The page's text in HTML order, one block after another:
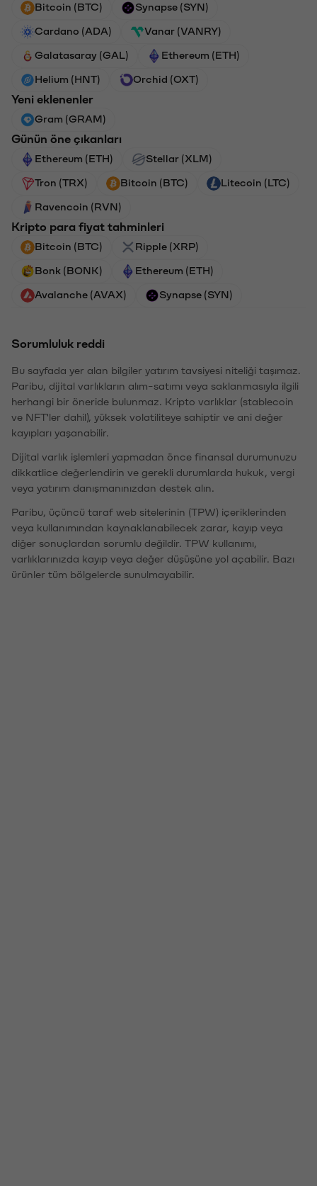
Bitcoin (BTC) Synapse (SYN)
Cardano (ADA) Vanar (VANRY)
Galatasaray (GAL) Ethereum (ETH)
Helium (HNT) Orchid (OXT)
Yeni eklenenler
Gram (GRAM)
Günün öne çıkanları
Ethereum (ETH) Stellar (XLM)
Tron (TRX) Bitcoin (BTC) Litecoin (LTC)
Ravencoin (RVN)
Kripto para fiyat tahminleri
Bitcoin (BTC) Ripple (XRP)
Bonk (BONK) Ethereum (ETH)
Avalanche (AVAX) Synapse (SYN)
Sorumluluk reddi
Bu sayfada yer alan bilgiler yatırım tavsiyesi niteliği taşımaz.
Paribu, dijital varlıkların alım-satımı veya saklanmasıyla ilgili
herhangi bir öneride bulunmaz. Kripto varlıklar (stablecoin
ve NFT'ler dahil), yüksek volatiliteye sahiptir ve ani değer
kayıpları yaşanabilir.
Dijital varlık işlemleri yapmadan önce finansal durumunuzu
dikkatlice değerlendirin ve gerekli durumlarda hukuk, vergi
veya yatırım danışmanınızdan destek alın.
Paribu, üçüncü taraf web sitelerinin (TPW) içeriklerinden
veya kullanımından kaynaklanabilecek zarar, kayıp veya
diğer sonuçlardan sorumlu değildir. TPW kullanımı,
varlıklarınızda kayıp veya değer düşüşüne yol açabilir. Bazı
ürünler tüm bölgelerde sunulmayabilir.